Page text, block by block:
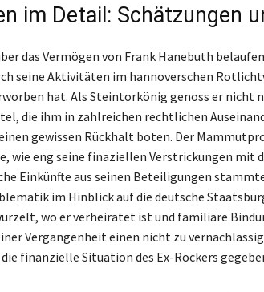
im Detail: Schätzungen
das Vermögen von Frank Hanebuth
seine Aktivitäten im hannoverschen
hat. Als Steintorkönig genoss er nicht
die ihm in zahlreichen rechtlichen
gewissen Rückhalt boten. Der
wie eng seine finaziellen Verstrickungen mit
Einkünfte aus seinen Beteiligungen
im Hinblick auf die deutsche
wo er verheiratet ist und familiäre
Vergangenheit einen nicht zu
finanzielle Situation des Ex-Rockers